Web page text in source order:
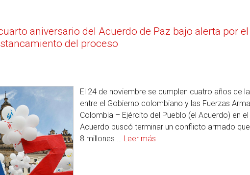
aniversario del Acuerdo de Paz bajo alerta por
del proceso
El 24 de noviembre se cumplen cuatro años de
entre el Gobierno colombiano y las Fuerzas
Colombia – Ejército del Pueblo (el Acuerdo) en
Acuerdo buscó terminar un conflicto armado
8 millones … Leer más